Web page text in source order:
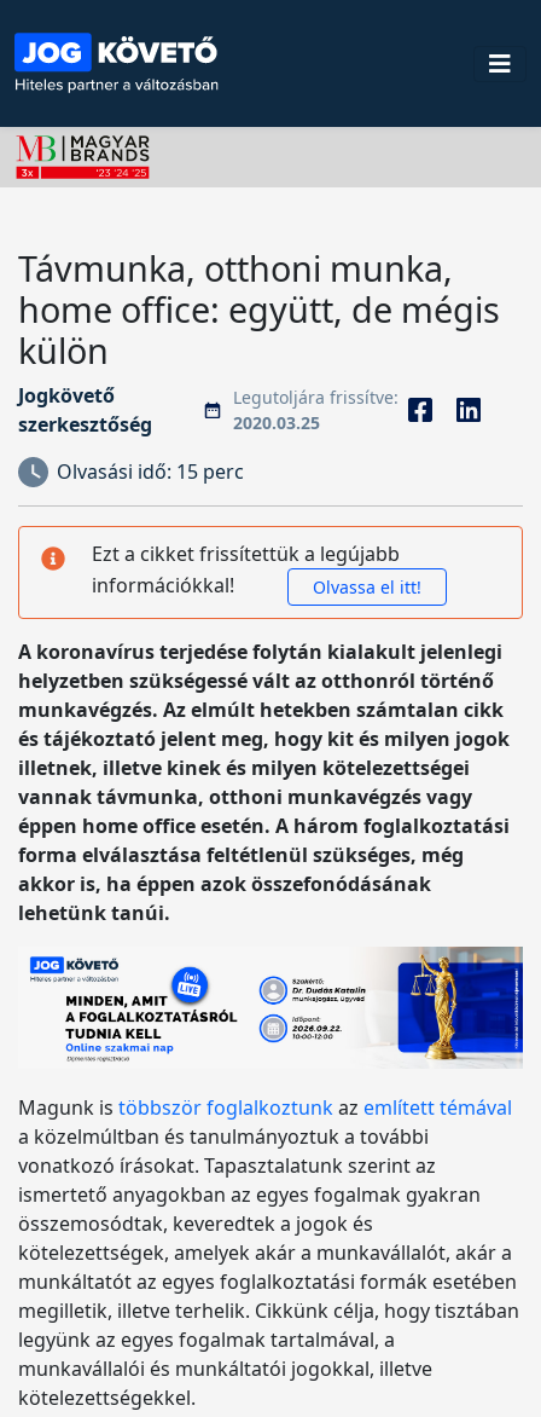
Távmunka, otthoni munka,
home office: együtt, de mégis
külön
Jogkövető
szerkesztőség
Legutoljára frissítve:
2020.03.25
Olvasási idő: 15 perc
Ezt a cikket frissítettük a legújabb
információkkal!
Olvassa el itt!
A koronavírus terjedése folytán kialakult jelenlegi
helyzetben szükségessé vált az otthonról történő
munkavégzés. Az elmúlt hetekben számtalan cikk
és tájékoztató jelent meg, hogy kit és milyen jogok
illetnek, illetve kinek és milyen kötelezettségei
vannak távmunka, otthoni munkavégzés vagy
éppen home office esetén. A három foglalkoztatási
forma elválasztása feltétlenül szükséges, még
akkor is, ha éppen azok összefonódásának
lehetünk tanúi.
Magunk is többször foglalkoztunkaz említett témával
a közelmúltban és tanulmányoztuk a további
vonatkozó írásokat. Tapasztalatunk szerint az
ismertető anyagokban az egyes fogalmak gyakran
összemosódtak, keveredtek a jogok és
kötelezettségek, amelyek akár a munkavállalót, akár a
munkáltatót az egyes foglalkoztatási formák esetében
megilletik, illetve terhelik. Cikkünk célja, hogy tisztában
legyünk az egyes fogalmak tartalmával, a
munkavállalói és munkáltatói jogokkal, illetve
kötelezettségekkel.